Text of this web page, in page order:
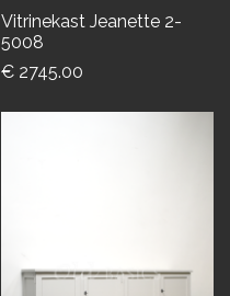
Vitrinekast Jeanette 2-
5008
€ 2745.00